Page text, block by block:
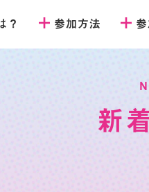
？ 参加方法
新